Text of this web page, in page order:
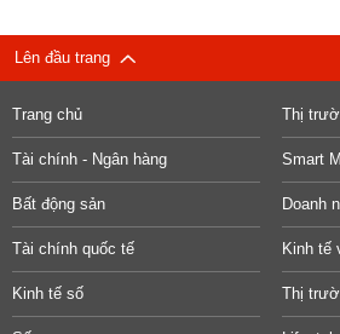
Lên đầu trang
Trang chủ Thị
Tài chính - Ngân hàng Smart
Bất động sản Doanh
Tài chính quốc tế Kinh tế
Kinh tế số Thị